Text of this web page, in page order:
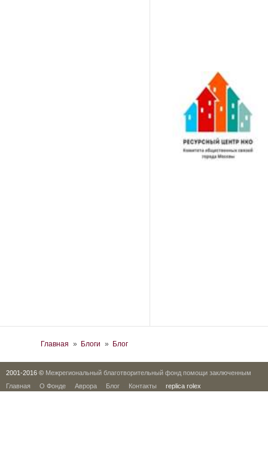
Главная » Блоги » Блог
2001-2016 © Межрегиональный благотворительный фонд помощи заключенным
Главная
О Фонде Аврора Блог Контакты replica rolex